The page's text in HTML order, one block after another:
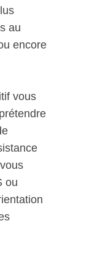
au
encore
vous
ou